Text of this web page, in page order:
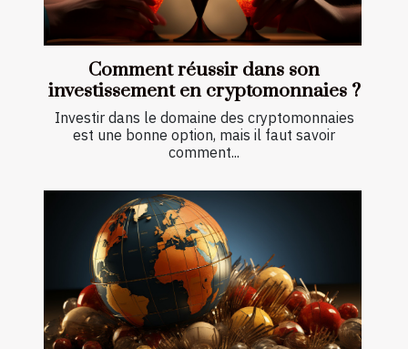
Comment réussir dans son
investissement en cryptomonnaies ?
Investir dans le domaine des cryptomonnaies
est une bonne option, mais il faut savoir
comment...